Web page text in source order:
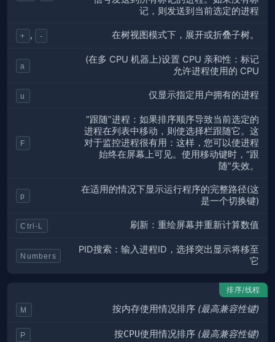
记，则发送到当前选定的进程
+ , - 在树视图模式下，展开或折叠子树。
a
(在多 CPU 机器上)设置 CPU 亲和性：标记
允许进程使用的 CPU
u 仅显示指定用户拥有的进程
F
“跟随”进程：如果排序顺序导致当前选定的
进程在列表中移动，则使选择栏跟随它。这
对于监控进程很有用：这样，您可以使进程
始终在屏幕上可见。使用移动键时，“跟
随”失效。
p
在适用的情况下显示运行程序的完整路径(这
是一个切换键)
Ctrl-L 刷新：重绘屏幕并重新计算数值
Numbers
PID搜索：输入进程ID，选择突出显示将移至
它
排序/线程
M 按内存使用情况排序 (最高兼容性键)
P 按CPU使用情况排序 (最高兼容性键)